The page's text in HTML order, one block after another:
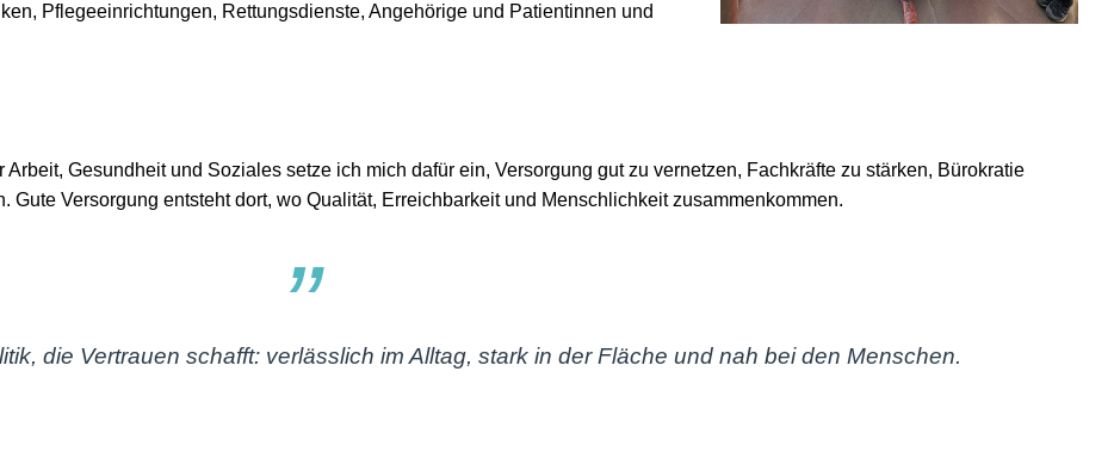
Pflegeeinrichtungen, Rettungsdienste, Angehörige und Patientinnen und
Gesundheit und Soziales setze ich mich dafür ein, Versorgung gut zu vernetzen, Fachkräfte zu stärken, Bürokratie
Versorgung entsteht dort, wo Qualität, Erreichbarkeit und Menschlichkeit zusammenkommen.
die Vertrauen schafft: verlässlich im Alltag, stark in der Fläche und nah bei den Menschen.